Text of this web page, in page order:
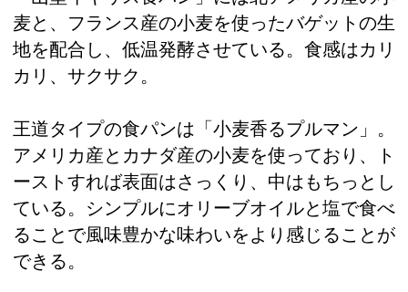
麦と、フランス産の小麦を使ったバゲットの生
地を配合し、低温発酵させている。食感はカリ
カリ、サクサク。
王道タイプの食パンは「小麦香るプルマン」。
アメリカ産とカナダ産の小麦を使っており、ト
ーストすれば表面はさっくり、中はもちっとし
ている。シンプルにオリーブオイルと塩で食べ
ることで風味豊かな味わいをより感じることが
できる。